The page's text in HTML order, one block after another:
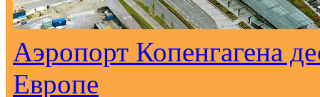
Аэропорт Копенгагена
Европе